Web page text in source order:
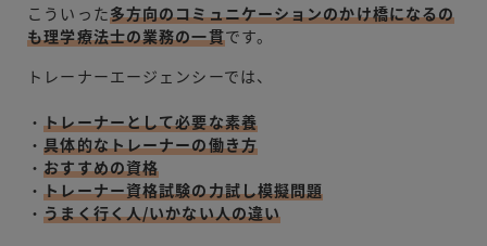
こういった多方向のコミュニケーションのかけ橋になるの
も理学療法士の業務の一貫です。
トレーナーエージェンシーでは、
・トレーナーとして必要な素養
・具体的なトレーナーの働き方
・おすすめの資格
・トレーナー資格試験の力試し模擬問題
・うまく行く人/いかない人の違い